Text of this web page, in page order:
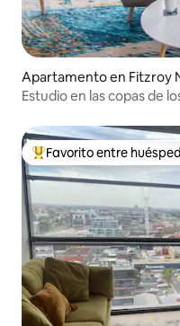
Apartamento en Fitzroy
Estudio en las copas de
Favorito entre
Favorito entre